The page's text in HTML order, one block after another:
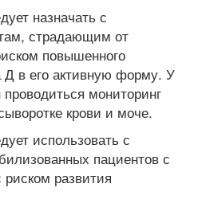
назначать с
страдающим от
повышенного
в его активную форму. У
мониторинг
крови и моче.
использовать с
пациентов с
развития